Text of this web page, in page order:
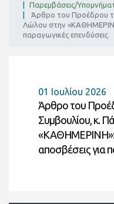
Παρεμβάσεις/
Άρθρο του Προέδρου
Λώλου στην
παραγωγικές επενδύσεις
01 Ιουλίου 2026
Άρθρο του
Συμβουλίου, κ.
«ΚΑΘΗΜΕΡΙΝΗ»:
αποσβέσεις για